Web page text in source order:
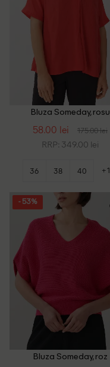
Bluza Someday, rosu
58.00 lei 175.00 lei
RRP: 349.00 lei
36 38 40 +1
- 53%
Bluza Someday, roz